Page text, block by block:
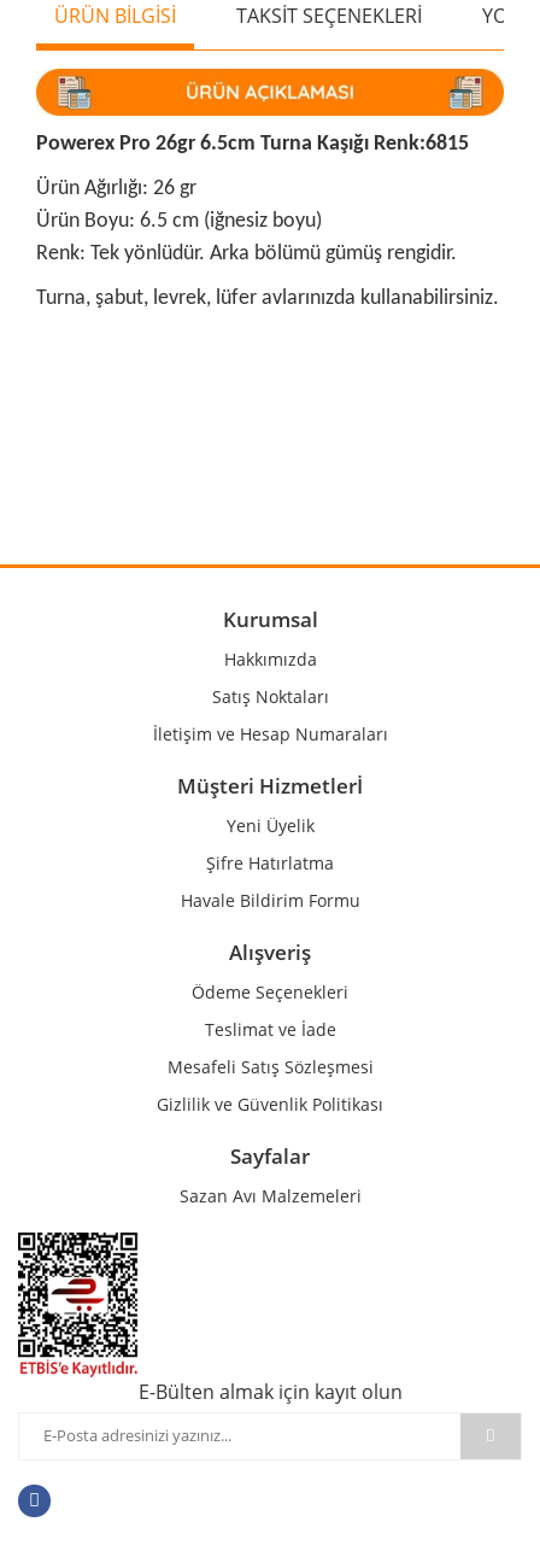
ÜRÜN BİLGİSİ TAKSİT SEÇENEKLERİ
Powerex Pro 26gr 6.5cm Turna Kaşığı Renk:6815
Ürün Ağırlığı: 26 gr
Ürün Boyu: 6.5 cm (iğnesiz boyu)
Renk: Tek yönlüdür. Arka bölümü gümüş rengidir.
Turna, şabut, levrek, lüfer avlarınızda kullanabilirsiniz.
Ürün açıklamasında eksik bilgiler bulunuyor.
Ürün bilgilerinde hatalar bulunuyor.
Gönder
Kurumsal
Hakkımızda
Satış Noktaları
İletişim ve Hesap Numaraları
Müşteri Hizmetlerİ
Yeni Üyelik
Şifre Hatırlatma
Havale Bildirim Formu
Alışveriş
Ödeme Seçenekleri
Teslimat ve İade
Mesafeli Satış Sözleşmesi
Gizlilik ve Güvenlik Politikası
Sayfalar
Sazan Avı Malzemeleri
E-Bülten almak için kayıt olun